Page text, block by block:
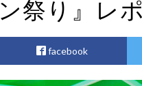
ン祭り』レ
facebook